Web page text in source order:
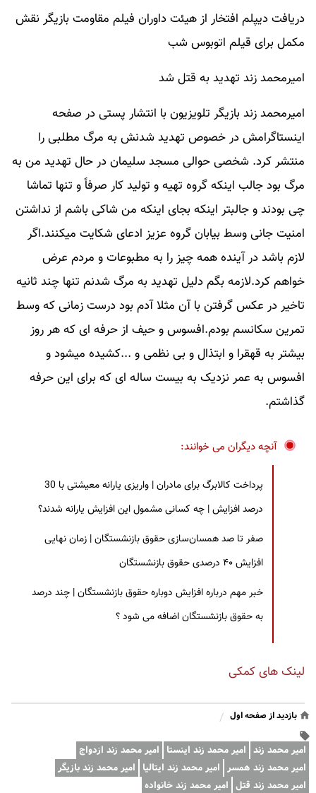
دریافت دیپلم افتخار از هیئت داوران فیلم مقاومت بازیگر نقش
مکمل برای قیلم اتوبوس شب
امیرمحمد زند تهدید به قتل شد
امیرمحمد زند بازیگر تلویزیون با انتشار پستی در صفحه
اینستاگرامش در خصوص تهدید شدنش به مرگ مطلبی را
منتشر کرد. شخصی حوالی مسجد سلیمان در حال تهدید من به
مرگ بود جالب اینکه گروه تهیه و تولید کار صرفاً و تنها تماشا
چی بودند و جالبتر اینکه بجای اینکه من شاکی باشم از نداشتن
امنیت جانی وسط بیابان گروه عزیز ادعای شکایت میکنند.اگر
لازم باشد در آینده همه چیز را به مطبوعات و مردم عرض
خواهم کرد.لازمه بگم دلیل تهدید به مرگ شدنم تنها چند ثانیه
تاخیر در عکس گرفتن با آن مثلا آدم بود درست زمانی که وسط
تمرین سکانسم بودم.افسوس و حیف از حرفه ای که هر روز
بیشتر به قهقرا و ابتذال و بی نظمی و ...کشیده میشود و
افسوس به عمر نزدیک به بیست ساله ای که برای این حرفه
گذاشتم.
آنچه دیگران می خوانند:
پرداخت کالابرگ برای مادران | واریزی یارانه معیشتی با 30
درصد افزایش | چه کسانی مشمول این افزایش یارانه شدند؟
صفر تا صد همسان‌سازی حقوق بازنشستگان | زمان نهایی
افزایش ۴۰ درصدی حقوق بازنشستگان
خبر مهم درباره افزایش دوباره حقوق بازنشستگان | چند درصد
به حقوق بازنشستگان اضافه می شود ؟
لینک های کمکی
بازدید از صفحه اول /
امیر محمد زند امیر محمد زند اینستا
امیر محمد زند ازدواج
امیر محمد زند همسر
امیر محمد زند ایتالیا
امیر محمد زند بازیگر
امیر محمد زند قتل امیر محمد زند خانواده